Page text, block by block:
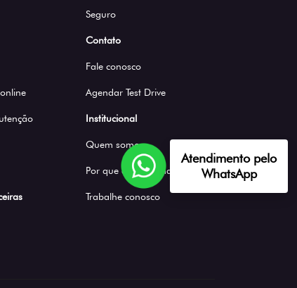
Seguro
Contato
Fale conosco
Agendar Test Drive
Institucional
Quem somos
Por que comprar na Saga
Trabalhe conosco
Atendimento pelo
WhatsApp